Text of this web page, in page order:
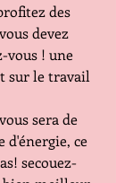
des
devez
vous ! une
sur le travail
sera de
ce
secouez-